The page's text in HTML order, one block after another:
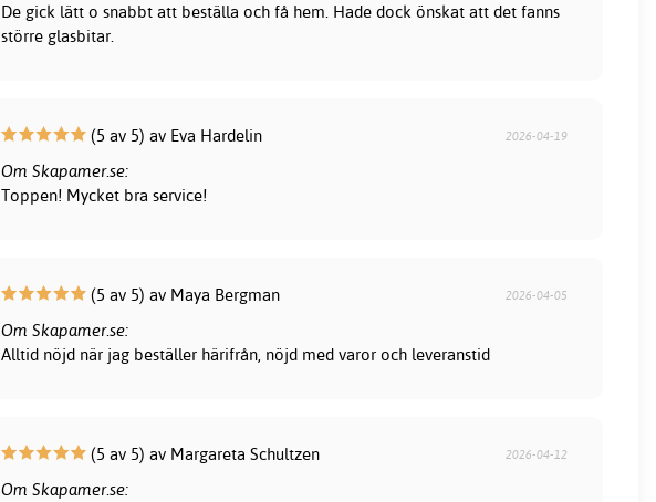
De gick lätt o snabbt att beställa och få hem. Hade dock önskat att det fanns
större glasbitar.
(5 av 5) av Eva Hardelin 2026-04-19
Om Skapamer.se:
Toppen! Mycket bra service!
(5 av 5) av Maya Bergman 2026-04-05
Om Skapamer.se:
Alltid nöjd när jag beställer härifrån, nöjd med varor och leveranstid
(5 av 5) av Margareta Schultzen 2026-04-12
Om Skapamer.se: